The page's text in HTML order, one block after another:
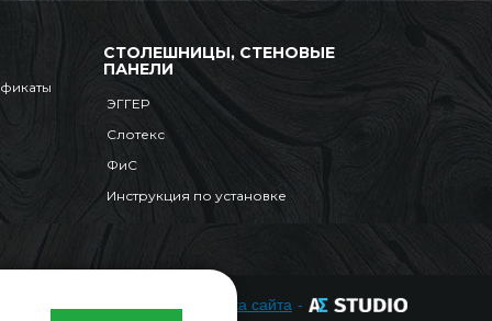
СТОЛЕШНИЦЫ, СТЕНОВЫЕ
ПАНЕЛИ
ЭГГЕР
Слотекс
ФиС
Инструкция по установке
Разработка сайта -